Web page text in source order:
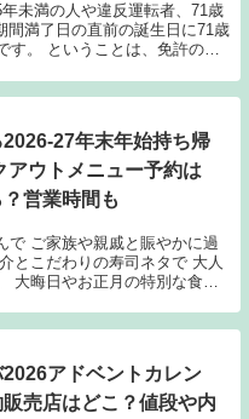
未満の人や違反運転者、71歳
間満了日の直前の誕生日に71歳
す。 ということは、免許の更
2026-27年末年始持ち帰
アウトメニュー予約は
営業時間も
で ご家族や親戚と賑やかに過
とこだわりの寿司ネタで 大人
大晦日やお正月の特別な食卓
2026アドベントカレン
売店はどこ？値段や内